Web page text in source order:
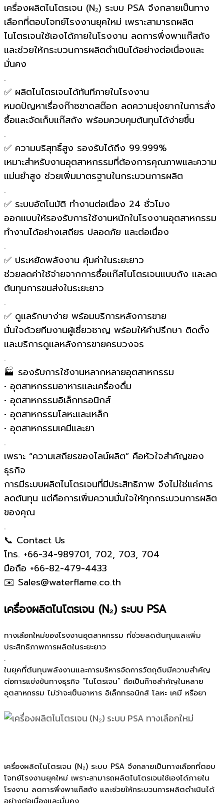
เครื่องผลิตไนโตรเจน (N₂) ระบบ PSA จึงกลายเป็นทาง
เลือกที่ตอบโจทย์โรงงานยุคใหม่ เพราะสามารถผลิต
ไนโตรเจนใช้เองได้ภายในโรงงาน ลดการพึ่งพาแก๊สถัง
และช่วยให้กระบวนการผลิตดำเนินได้อย่างต่อเนื่องและ
มั่นคง
.
✅ ผลิตไนโตรเจนได้ทันทีภายในโรงงาน
หมดปัญหาเรื่องก๊าซขาดสต๊อก ลดความยุ่งยากในการสั่ง
ซื้อและจัดเก็บแก๊สถัง พร้อมควบคุมต้นทุนได้ง่ายขึ้น
.
✅ ความบริสุทธิ์สูง รองรับได้ถึง 99.999%
เหมาะสำหรับงานอุตสาหกรรมที่ต้องการคุณภาพและความ
แม่นยำสูง ช่วยเพิ่มมาตรฐานในกระบวนการผลิต
.
✅ ระบบอัตโนมัติ ทำงานต่อเนื่อง 24 ชั่วโมง
ออกแบบให้รองรับการใช้งานหนักในโรงงานอุตสาหกรรม
ทำงานได้อย่างเสถียร ปลอดภัย และต่อเนื่อง
.
✅ ประหยัดพลังงาน คุ้มค่าในระยะยาว
ช่วยลดค่าใช้จ่ายจากการซื้อแก๊สไนโตรเจนแบบถัง และลด
ต้นทุนการขนส่งในระยะยาว
.
✅ ดูแลรักษาง่าย พร้อมบริการหลังการขาย
มั่นใจด้วยทีมงานผู้เชี่ยวชาญ พร้อมให้คำปรึกษา ติดตั้ง
และบริการดูแลหลังการขายครบวงจร
.
🏭 รองรับการใช้งานหลากหลายอุตสาหกรรม
• อุตสาหกรรมอาหารและเครื่องดื่ม
• อุตสาหกรรมอิเล็กทรอนิกส์
• อุตสาหกรรมโลหะและเหล็ก
• อุตสาหกรรมเคมีและยา
.
เพราะ “ความเสถียรของไลน์ผลิต” คือหัวใจสำคัญของ
ธุรกิจ
การมีระบบผลิตไนโตรเจนที่มีประสิทธิภาพ จึงไม่ใช่แค่การ
ลดต้นทุน แต่คือการเพิ่มความมั่นใจให้ทุกกระบวนการผลิต
ของคุณ
.
📞 Contact Us
โทร. +66-34-989701, 702, 703, 704
มือถือ +66-82-479-4433
✉️ Sales@waterflame.co.th
เครื่องผลิตไนโตรเจน (N₂) ระบบ PSA
ทางเลือกใหม่ของโรงงานอุตสาหกรรม ที่ช่วยลดต้นทุนและเพิ่ม
ประสิทธิภาพการผลิตในระยะยาว
.
ในยุคที่ต้นทุนพลังงานและการบริหารจัดการวัตถุดิบมีความสำคัญ
ต่อการแข่งขันทางธุรกิจ “ไนโตรเจน” ถือเป็นก๊าซสำคัญในหลาย
อุตสาหกรรม ไม่ว่าจะเป็นอาหาร อิเล็กทรอนิกส์ โลหะ เคมี หรือยา
เครื่องผลิตไนโตรเจน (N₂) ระบบ PSA จึงกลายเป็นทางเลือกที่ตอบ
โจทย์โรงงานยุคใหม่ เพราะสามารถผลิตไนโตรเจนใช้เองได้ภายใน
โรงงาน ลดการพึ่งพาแก๊สถัง และช่วยให้กระบวนการผลิตดำเนินได้